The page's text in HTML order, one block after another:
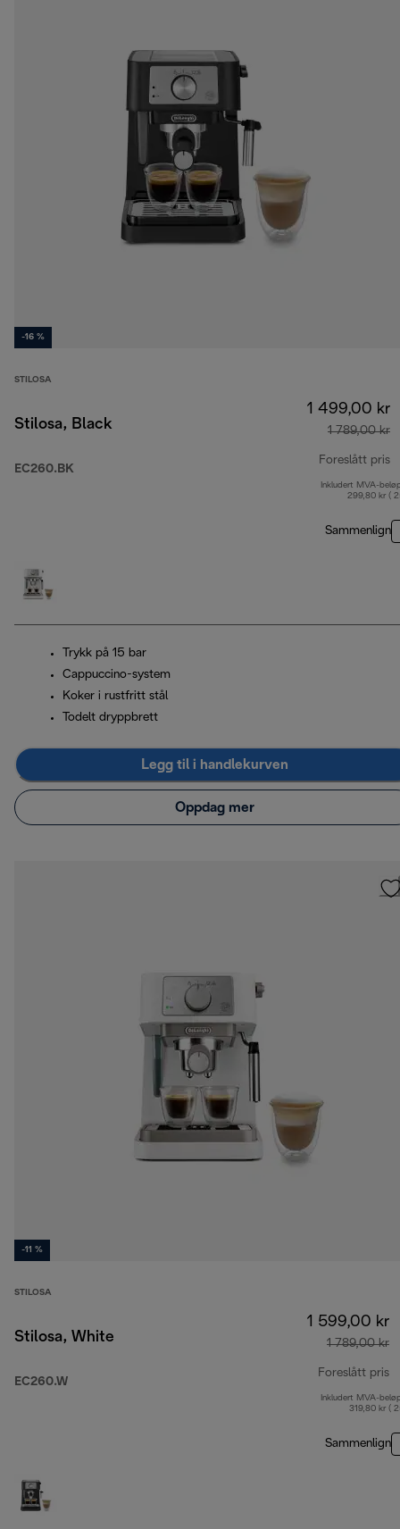
-16 %
STILOSA
Stilosa, Black
EC260.BK
1 499,00 kr
1 789,00 kr
Foreslått pris
Inkludert MVA-
299,80 kr (
Sammenlign
Trykk på 15 bar
Cappuccino-system
Koker i rustfritt stål
Todelt dryppbrett
Legg til i handlekurven
Oppdag mer
-11 %
STILOSA
Stilosa, White
EC260.W
1 599,00 kr
1 789,00 kr
Foreslått pris
Inkludert MVA-
319,80 kr (
Sammenlign